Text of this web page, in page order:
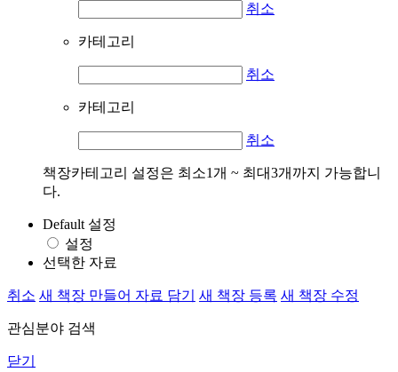
취소
카테고리
취소
카테고리
취소
책장카테고리 설정은 최소1개 ~ 최대3개까지 가능합니
다.
Default 설정
설정
선택한 자료
취소 새 책장 만들어 자료 담기 새 책장 등록 새 책장 수정
관심분야 검색
닫기